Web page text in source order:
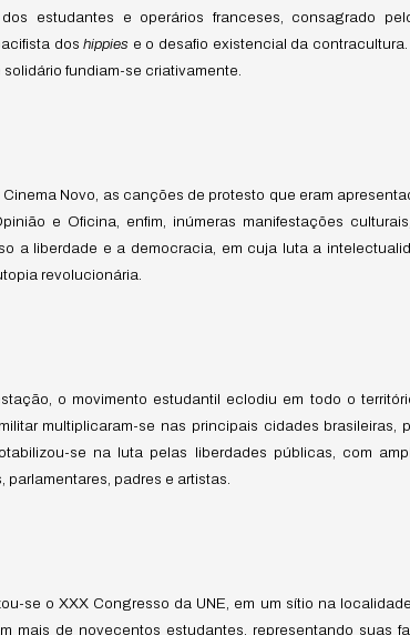
estudantes e operários franceses, consagrado
doshippies e o desafio existencial da
solidário fundiam-se criativamente.
Cinema Novo, as canções de protesto que eram
e Oficina, enfim, inúmeras manifestações
a liberdade e a democracia, em cuja luta a
revolucionária.
o movimento estudantil eclodiu em todo o
multiplicaram-se nas principais cidades brasileiras,
se na luta pelas liberdades públicas, com
padres e artistas.
se o XXX Congresso da UNE, em um sítio na
mais de novecentos estudantes, representando suas